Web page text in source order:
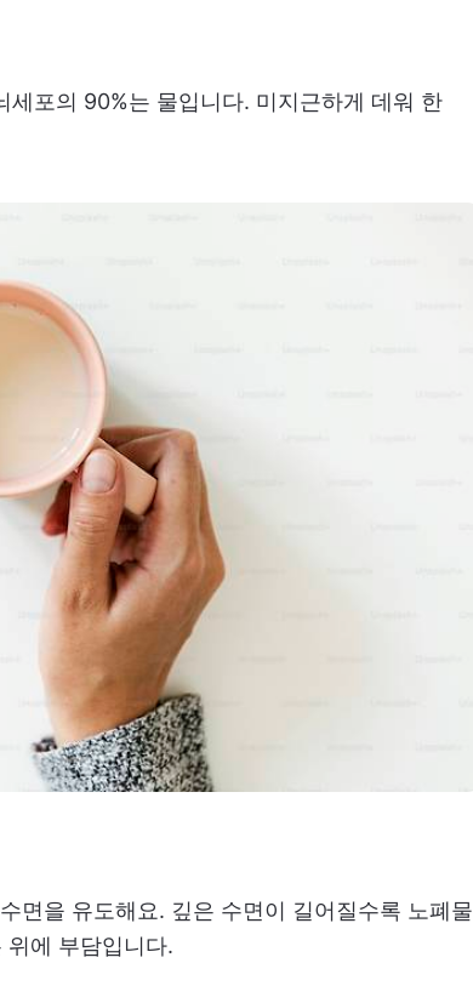
포의 90%는 물입니다. 미지근하게 데워 한
면을 유도해요. 깊은 수면이 길어질수록 노폐물
에 부담입니다.